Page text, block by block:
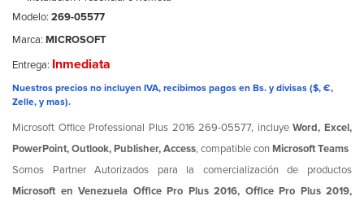
Modelo: 269-05577
Marca: MICROSOFT
Entrega: Inmediata
Nuestros precios no incluyen IVA, recibimos pagos en Bs. y divisas ($, €,
Zelle, y mas).
Microsoft Office Professional Plus 2016 269-05577, incluyeWord, Excel,
PowerPoint, Outlook, Publisher, Access, compatible conMicrosoft Teams
Somos Partner Autorizados para la comercialización de productos
Microsoft en Venezuela Office Pro Plus 2016, Office Pro Plus 2019,